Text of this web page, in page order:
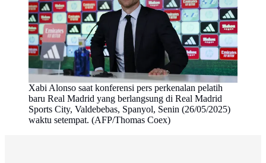
Xabi Alonso saat konferensi pers perkenalan pelatih
baru Real Madrid yang berlangsung di Real Madrid
Sports City, Valdebebas, Spanyol, Senin (26/05/2025)
waktu setempat. (AFP/Thomas Coex)